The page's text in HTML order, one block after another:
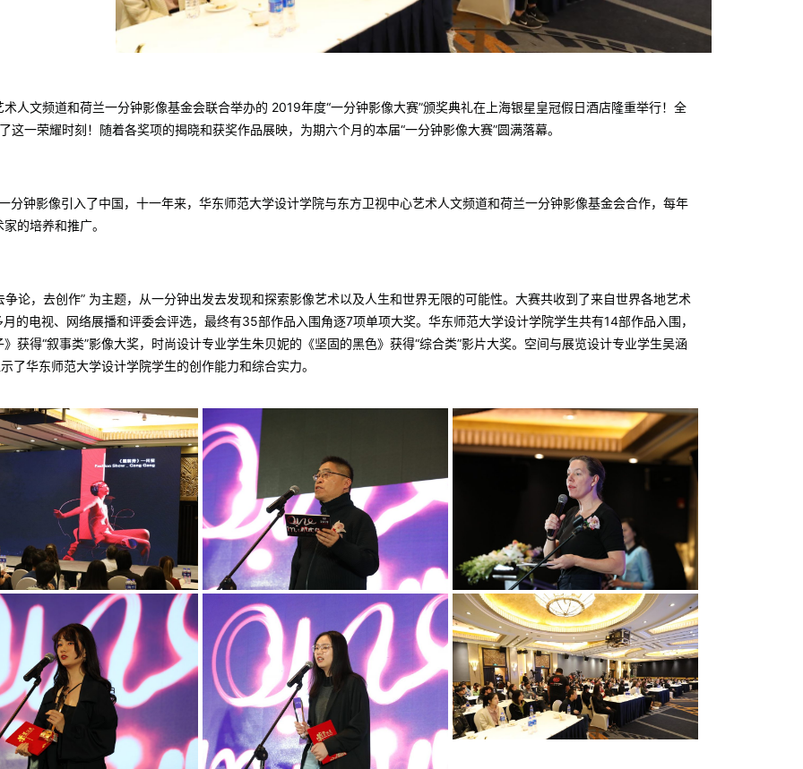
人文频道和荷兰一分钟影像基金会联合举办的 2019年度“一分钟影像大赛”颁奖典礼在上海银星皇冠假日酒店隆重举行！全
一荣耀时刻！随着各奖项的揭晓和获奖作品展映，为期六个月的本届“一分钟影像大赛”圆满落幕。
钟影像引入了中国，十一年来，华东师范大学设计学院与东方卫视中心艺术人文频道和荷兰一分钟影像基金会合作，每年
的培养和推广。
论，去创作” 为主题，从一分钟出发去发现和探索影像艺术以及人生和世界无限的可能性。大赛共收到了来自世界各地艺术
的电视、网络展播和评委会评选，最终有35部作品入围角逐7项单项大奖。华东师范大学设计学院学生共有14部作品入围，
获得“叙事类”影像大奖，时尚设计专业学生朱贝妮的《坚固的黑色》获得“综合类”影片大奖。空间与展览设计专业学生吴涵
了华东师范大学设计学院学生的创作能力和综合实力。